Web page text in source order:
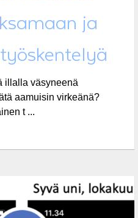
ja
illalla väsyneenä
aamuisin virkeänä?
t ...